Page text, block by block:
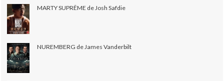
MARTY SUPRÊME de Josh Safdie
NUREMBERG de James Vanderbilt